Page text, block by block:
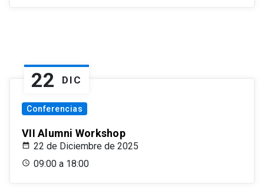
22 DIC
Conferencias
VII Alumni Workshop
22 de Diciembre de 2025
09:00 a 18:00